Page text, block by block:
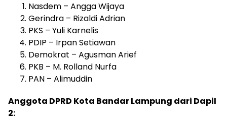
Nasdem – Angga Wijaya
Gerindra – Rizaldi Adrian
PKS – Yuli Karnelis
PDIP – Irpan Setiawan
Demokrat – Agusman Arief
PKB – M. Rolland Nurfa
PAN – Alimuddin
Anggota DPRD Kota Bandar Lampung dari Dapil
2: